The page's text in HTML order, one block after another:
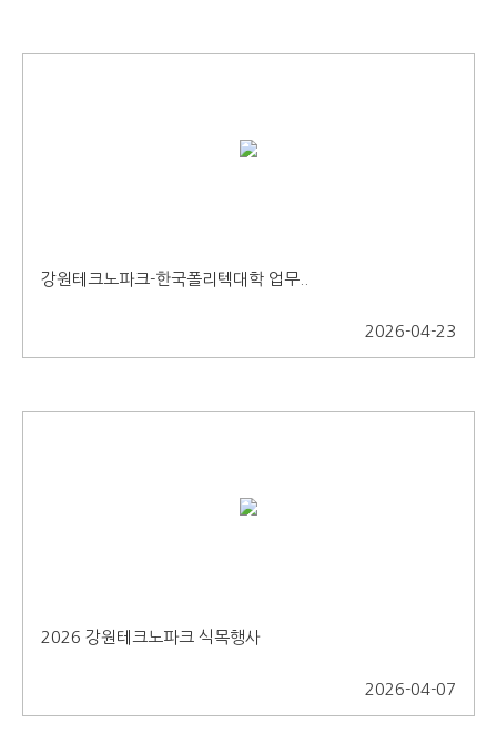
강원테크노파크-한국폴리텍대학 업무..
2026-04-23
2026 강원테크노파크 식목행사
2026-04-07